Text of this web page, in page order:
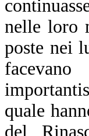
nelle loro
poste nei
quale
del